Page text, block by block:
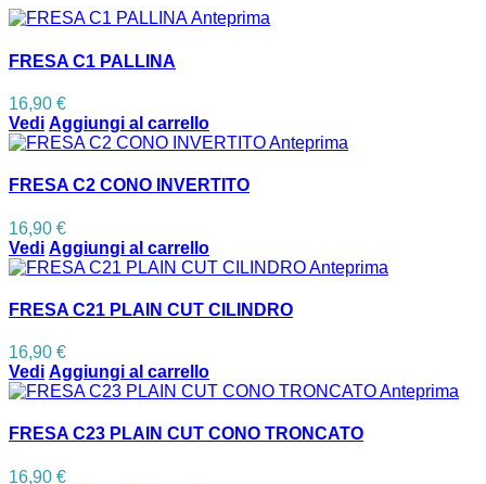
Anteprima
FRESA C1 PALLINA
16,90 €
Vedi Aggiungi al carrello
Anteprima
FRESA C2 CONO INVERTITO
16,90 €
Vedi Aggiungi al carrello
Anteprima
FRESA C21 PLAIN CUT CILINDRO
16,90 €
Vedi Aggiungi al carrello
Anteprima
FRESA C23 PLAIN CUT CONO TRONCATO
16,90 €